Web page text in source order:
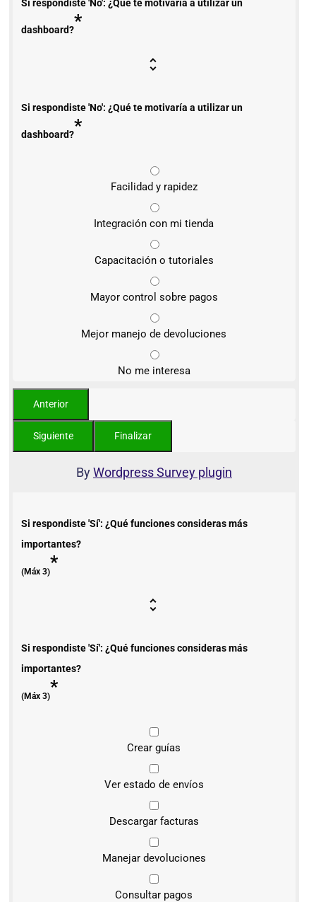
Si respondiste 'No': ¿Qué te motivaría a utilizar un
dashboard?*
Si respondiste 'No': ¿Qué te motivaría a utilizar un
dashboard?*
Facilidad y rapidez
Integración con mi tienda
Capacitación o tutoriales
Mayor control sobre pagos
Mejor manejo de devoluciones
No me interesa
ByWordpress Survey plugin
Si respondiste 'Sí': ¿Qué funciones consideras más
importantes?
(Máx 3)*
Si respondiste 'Sí': ¿Qué funciones consideras más
importantes?
(Máx 3)*
Crear guías
Ver estado de envíos
Descargar facturas
Manejar devoluciones
Consultar pagos